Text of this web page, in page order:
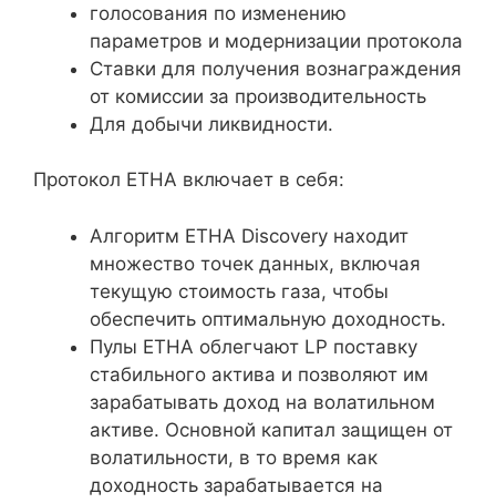
голосования по изменению
параметров и модернизации протокола
Ставки для получения вознаграждения
от комиссии за производительность
Для добычи ликвидности.
Протокол ETHA включает в себя:
Алгоритм ETHA Discovery находит
множество точек данных, включая
текущую стоимость газа, чтобы
обеспечить оптимальную доходность.
Пулы ETHA облегчают LP поставку
стабильного актива и позволяют им
зарабатывать доход на волатильном
активе. Основной капитал защищен от
волатильности, в то время как
доходность зарабатывается на